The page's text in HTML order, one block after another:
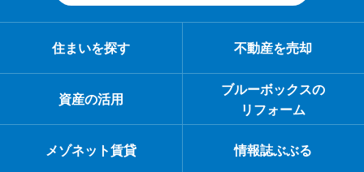
住まいを探す 不動産を売却
資産の活用
ブルーボックスの
リフォーム
メゾネット賃貸 情報誌ぶぶる